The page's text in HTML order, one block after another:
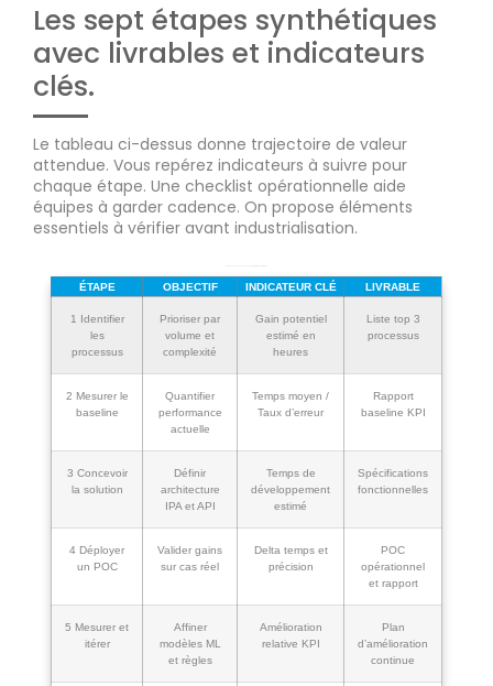
Les sept étapes synthétiques
avec livrables et indicateurs
clés.
Le tableau ci-dessus donne trajectoire de valeur
attendue. Vous repérez indicateurs à suivre pour
chaque étape. Une checklist opérationnelle aide
équipes à garder cadence. On propose éléments
essentiels à vérifier avant industrialisation.
ÉTAPE OBJECTIF INDICATEUR CLÉ LIVRABLE
1 Identifier
les
processus
Prioriser par
volume et
complexité
Gain potentiel
estimé en
heures
Liste top 3
processus
2 Mesurer le
baseline
Quantifier
performance
actuelle
Temps moyen /
Taux d’erreur
Rapport
baseline KPI
3 Concevoir
la solution
Définir
architecture
IPA et API
Temps de
développement
estimé
Spécifications
fonctionnelles
4 Déployer
un POC
Valider gains
sur cas réel
Delta temps et
précision
POC
opérationnel
et rapport
5 Mesurer et
itérer
Affiner
modèles ML
et règles
Amélioration
relative KPI
Plan
d’amélioration
continue